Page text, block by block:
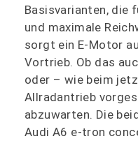
Basisvarianten, die
und maximale
sorgt ein E-Motor
Vortrieb. Ob das
oder – wie beim
Allradantrieb
abzuwarten. Die
Audi A6 e-tron